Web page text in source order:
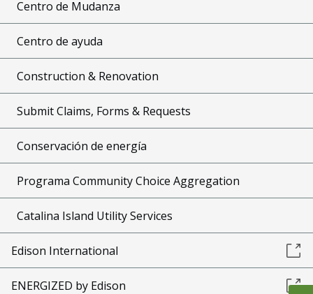
Centro de Mudanza
Centro de ayuda
Construction & Renovation
Submit Claims, Forms & Requests
Conservación de energía
Programa Community Choice Aggregation
Catalina Island Utility Services
Edison International
ENERGIZED by Edison